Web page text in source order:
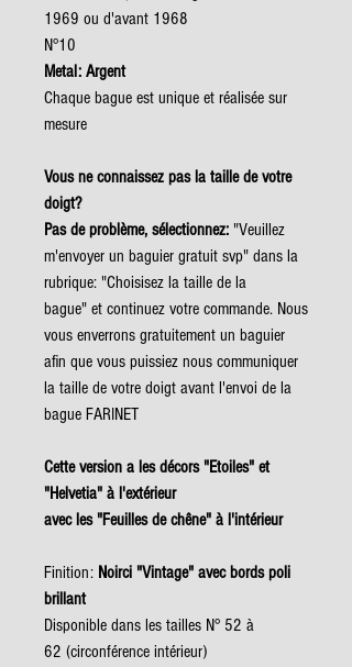
1969 ou d'avant 1968
N°10
Metal: Argent
Chaque bague est unique et réalisée sur
mesure
Vous ne connaissez pas la taille de votre
doigt?
Pas de problème, sélectionnez: "Veuillez
m'envoyer un baguier gratuit svp" dans la
rubrique: "Choisisez la taille de la
bague" et continuez votre commande. Nous
vous enverrons gratuitement un baguier
afin que vous puissiez nous communiquer
la taille de votre doigt avant l'envoi de la
bague FARINET
Cette version a les décors "Etoiles" et
"Helvetia" à l'extérieur
avec les "Feuilles de chêne" à l'intérieur
Finition: Noirci "Vintage" avec bords poli
brillant
Disponible dans les tailles N° 52 à
62 (circonférence intérieur)